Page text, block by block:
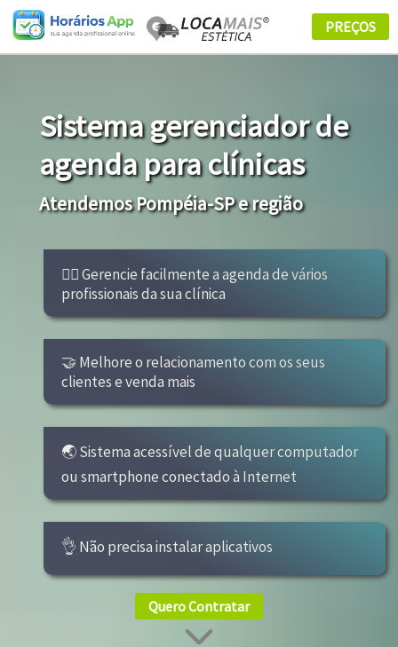
Sistema gerenciador de
agenda para clínicas
Atendemos Pompéia-SP e região
👩‍⚕ Gerencie facilmente a agenda de vários
profissionais da sua clínica
🤝 Melhore o relacionamento com os seus
clientes e venda mais
🌏 Sistema acessível de qualquer computador
ou smartphone conectado à Internet
👌 Não precisa instalar aplicativos